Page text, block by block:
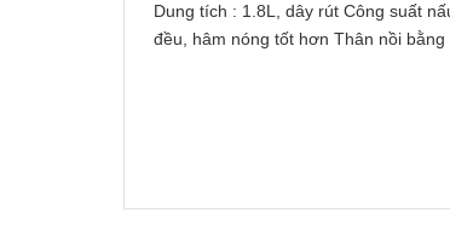
Dung tích : 1.8L, dây rút Công suất
đều, hâm nóng tốt hơn Thân nồi bằng